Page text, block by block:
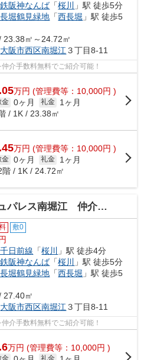
阪神なんば「桜川
」駅 徒歩5分
堀鶴見緑地 「西長堀 」駅 徒歩5
23.38㎡～24.72㎡
大阪市西区南堀江３丁目8-11
介手数料無料でご紹介可能！
万円 (管理費等：10,000円 )
金 0ヶ月 礼金
1ヶ月
/ 1K / 23.38㎡
万円 (管理費等：10,000円 )
金 0ヶ月 礼金
1ヶ月
階 / 1K / 24.72㎡
レス南堀江 仲介手数料無料
敷0
日前線 「桜川
」駅 徒歩4分
阪神なんば「桜川
」駅 徒歩5分
堀鶴見緑地 「西長堀 」駅 徒歩5
27.40㎡
大阪市西区南堀江３丁目8-11
介手数料無料でご紹介可能！
万円 (管理費等：10,000円 )